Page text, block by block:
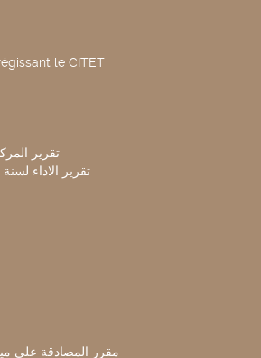
le CITET
تقرير المركز
تقرير الاداء لسنة 2022 لمركز تونس الدولي لتكنولوجيا البيئة